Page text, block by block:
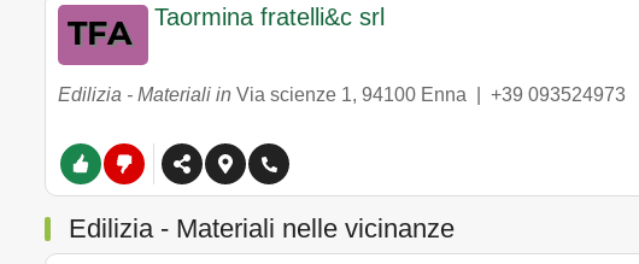
Taormina fratelli&c srl
Edilizia - Materiali in Via scienze 1, 94100 Enna +39 093524973
Edilizia - Materiali nelle vicinanze